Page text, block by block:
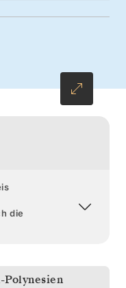
duftende
ein, entdecken
es nur auf
die
Polynesien